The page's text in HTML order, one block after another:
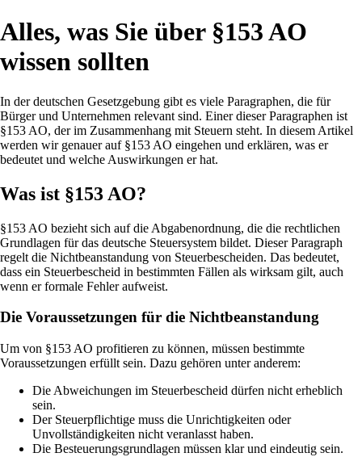
Alles, was Sie über §153 AO
wissen sollten
In der deutschen Gesetzgebung gibt es viele Paragraphen, die für
Bürger und Unternehmen relevant sind. Einer dieser Paragraphen ist
§153 AO, der im Zusammenhang mit Steuern steht. In diesem Artikel
werden wir genauer auf §153 AO eingehen und erklären, was er
bedeutet und welche Auswirkungen er hat.
Was ist §153 AO?
§153 AO bezieht sich auf die Abgabenordnung, die die rechtlichen
Grundlagen für das deutsche Steuersystem bildet. Dieser Paragraph
regelt die Nichtbeanstandung von Steuerbescheiden. Das bedeutet,
dass ein Steuerbescheid in bestimmten Fällen als wirksam gilt, auch
wenn er formale Fehler aufweist.
Die Voraussetzungen für die Nichtbeanstandung
Um von §153 AO profitieren zu können, müssen bestimmte
Voraussetzungen erfüllt sein. Dazu gehören unter anderem:
Die Abweichungen im Steuerbescheid dürfen nicht erheblich
sein.
Der Steuerpflichtige muss die Unrichtigkeiten oder
Unvollständigkeiten nicht veranlasst haben.
Die Besteuerungsgrundlagen müssen klar und eindeutig sein.